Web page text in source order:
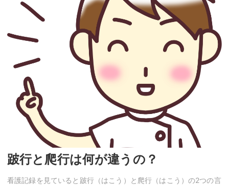
跛行と爬行は何が違うの？
看護記録を見ていると跛行（はこう）と爬行（はこう）の2つの言